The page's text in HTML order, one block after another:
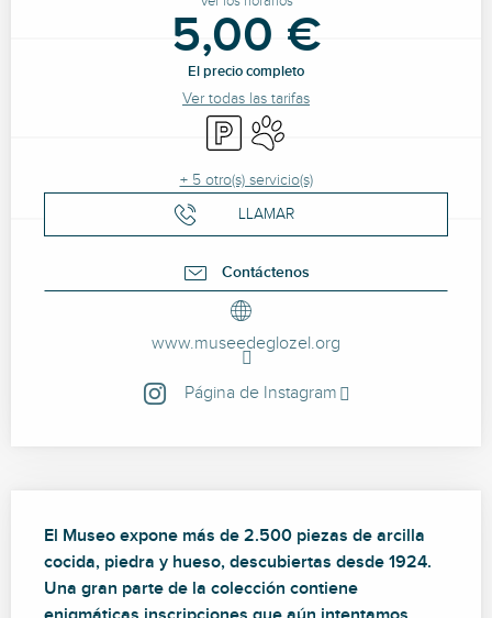
5,00 €
El precio completo
Ver todas las tarifas
Aparcamiento
Se aceptan animales
+ 5 otro(s) servicio(s)
LLAMAR
Contáctenos
www.museedeglozel.org
Página de Instagram
El Museo expone más de 2.500 piezas de arcilla
cocida, piedra y hueso, descubiertas desde 1924.
Una gran parte de la colección contiene